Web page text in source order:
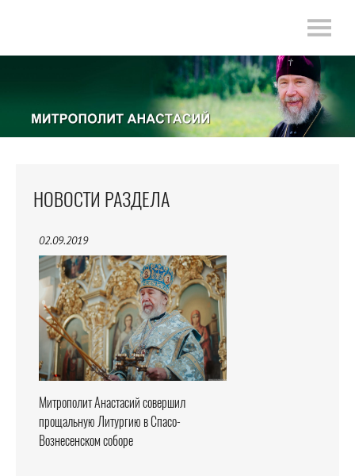
НОВОСТИ РАЗДЕЛА
02.09.2019
Митрополит Анастасий совершил
прощальную Литургию в Спасо-
Вознесенском соборе